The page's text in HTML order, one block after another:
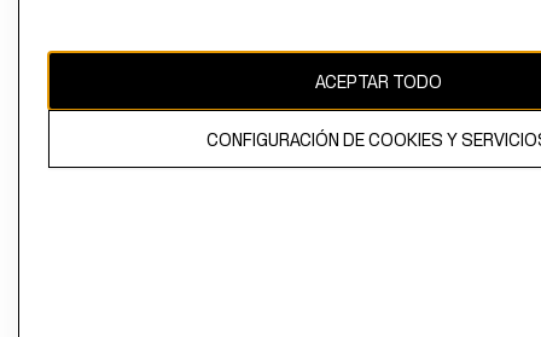
propiedad de H&M Hennes & Mauritz AB
ACEPTAR TODO
CONFIGURACIÓN DE COOKIES Y